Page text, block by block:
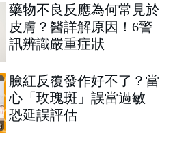
藥物不良反應為何常見於
皮膚？醫詳解原因！6警
訊辨識嚴重症狀
臉紅反覆發作好不了？當
心「玫瑰斑」誤當過敏
恐延誤評估